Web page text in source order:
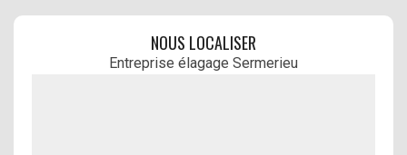
NOUS LOCALISER
Entreprise élagage Sermerieu